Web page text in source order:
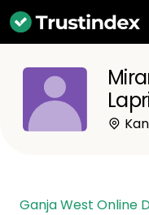
Ganja West Online